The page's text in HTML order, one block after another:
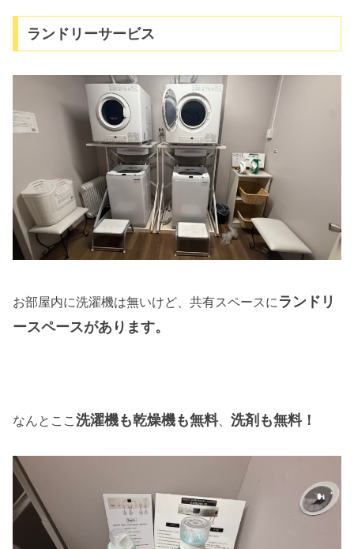
ランドリーサービス
お部屋内に洗濯機は無いけど、共有スペースに ランドリ
ースペースがあります。
なんとここ 洗濯機も乾燥機も無料、 洗剤も無料！